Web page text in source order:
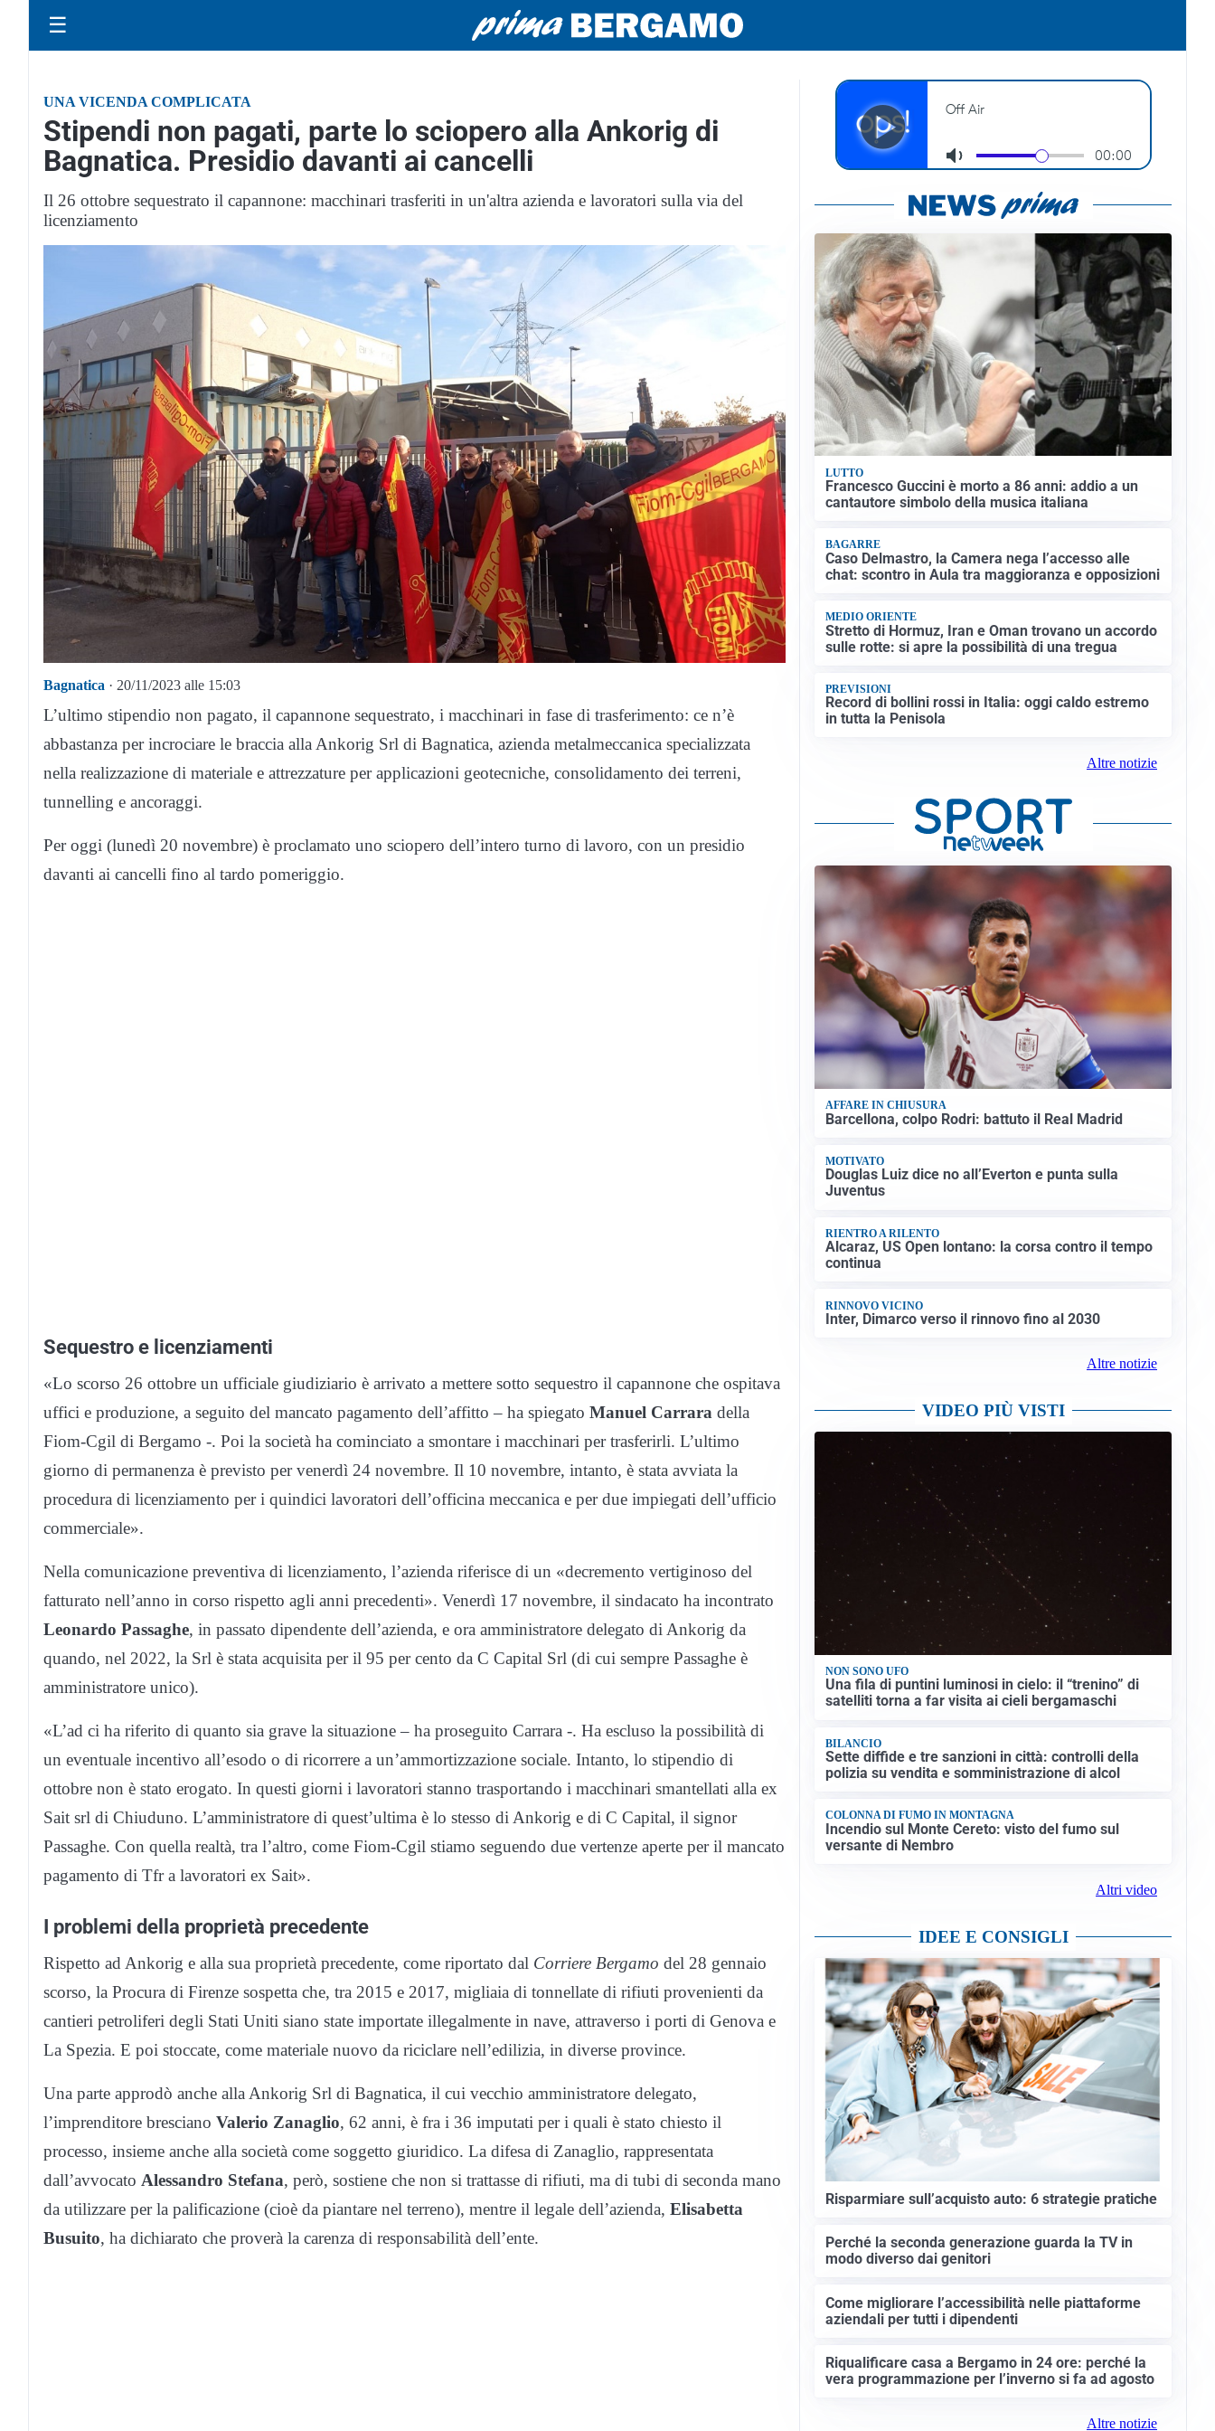
☰
UNA VICENDA COMPLICATA
Stipendi non pagati, parte lo sciopero alla Ankorig di
Bagnatica. Presidio davanti ai cancelli
Il 26 ottobre sequestrato il capannone: macchinari trasferiti in un'altra azienda e lavoratori sulla via del
licenziamento
Bagnatica · 20/11/2023 alle 15:03
L’ultimo stipendio non pagato, il capannone sequestrato, i macchinari in fase di trasferimento: ce n’è
abbastanza per incrociare le braccia alla Ankorig Srl di Bagnatica, azienda metalmeccanica specializzata
nella realizzazione di materiale e attrezzature per applicazioni geotecniche, consolidamento dei terreni,
tunnelling e ancoraggi.
Per oggi (lunedì 20 novembre) è proclamato uno sciopero dell’intero turno di lavoro, con un presidio
davanti ai cancelli fino al tardo pomeriggio.
Sequestro e licenziamenti
«Lo scorso 26 ottobre un ufficiale giudiziario è arrivato a mettere sotto sequestro il capannone che ospitava
uffici e produzione, a seguito del mancato pagamento dell’affitto – ha spiegato Manuel Carrara della
Fiom-Cgil di Bergamo -. Poi la società ha cominciato a smontare i macchinari per trasferirli. L’ultimo
giorno di permanenza è previsto per venerdì 24 novembre. Il 10 novembre, intanto, è stata avviata la
procedura di licenziamento per i quindici lavoratori dell’officina meccanica e per due impiegati dell’ufficio
commerciale».
Nella comunicazione preventiva di licenziamento, l’azienda riferisce di un «decremento vertiginoso del
fatturato nell’anno in corso rispetto agli anni precedenti». Venerdì 17 novembre, il sindacato ha incontrato
Leonardo Passaghe, in passato dipendente dell’azienda, e ora amministratore delegato di Ankorig da
quando, nel 2022, la Srl è stata acquisita per il 95 per cento da C Capital Srl (di cui sempre Passaghe è
amministratore unico).
«L’ad ci ha riferito di quanto sia grave la situazione – ha proseguito Carrara -. Ha escluso la possibilità di
un eventuale incentivo all’esodo o di ricorrere a un’ammortizzazione sociale. Intanto, lo stipendio di
ottobre non è stato erogato. In questi giorni i lavoratori stanno trasportando i macchinari smantellati alla ex
Sait srl di Chiuduno. L’amministratore di quest’ultima è lo stesso di Ankorig e di C Capital, il signor
Passaghe. Con quella realtà, tra l’altro, come Fiom-Cgil stiamo seguendo due vertenze aperte per il mancato
pagamento di Tfr a lavoratori ex Sait».
I problemi della proprietà precedente
Rispetto ad Ankorig e alla sua proprietà precedente, come riportato dal Corriere Bergamo del 28 gennaio
scorso, la Procura di Firenze sospetta che, tra 2015 e 2017, migliaia di tonnellate di rifiuti provenienti da
cantieri petroliferi degli Stati Uniti siano state importate illegalmente in nave, attraverso i porti di Genova e
La Spezia. E poi stoccate, come materiale nuovo da riciclare nell’edilizia, in diverse province.
Una parte approdò anche alla Ankorig Srl di Bagnatica, il cui vecchio amministratore delegato,
l’imprenditore bresciano Valerio Zanaglio, 62 anni, è fra i 36 imputati per i quali è stato chiesto il
processo, insieme anche alla società come soggetto giuridico. La difesa di Zanaglio, rappresentata
dall’avvocato Alessandro Stefana, però, sostiene che non si trattasse di rifiuti, ma di tubi di seconda mano
da utilizzare per la palificazione (cioè da piantare nel terreno), mentre il legale dell’azienda, Elisabetta
Busuito, ha dichiarato che proverà la carenza di responsabilità dell’ente.
LUTTO
Francesco Guccini è morto a 86 anni: addio a un
cantautore simbolo della musica italiana
BAGARRE
Caso Delmastro, la Camera nega l’accesso alle
chat: scontro in Aula tra maggioranza e opposizioni
MEDIO ORIENTE
Stretto di Hormuz, Iran e Oman trovano un accordo
sulle rotte: si apre la possibilità di una tregua
PREVISIONI
Record di bollini rossi in Italia: oggi caldo estremo
in tutta la Penisola
Altre notizie
AFFARE IN CHIUSURA
Barcellona, colpo Rodri: battuto il Real Madrid
MOTIVATO
Douglas Luiz dice no all’Everton e punta sulla
Juventus
RIENTRO A RILENTO
Alcaraz, US Open lontano: la corsa contro il tempo
continua
RINNOVO VICINO
Inter, Dimarco verso il rinnovo fino al 2030
Altre notizie
VIDEO PIÙ VISTI
NON SONO UFO
Una fila di puntini luminosi in cielo: il “trenino” di
satelliti torna a far visita ai cieli bergamaschi
BILANCIO
Sette diffide e tre sanzioni in città: controlli della
polizia su vendita e somministrazione di alcol
COLONNA DI FUMO IN MONTAGNA
Incendio sul Monte Cereto: visto del fumo sul
versante di Nembro
Altri video
IDEE E CONSIGLI
Risparmiare sull’acquisto auto: 6 strategie pratiche
Perché la seconda generazione guarda la TV in
modo diverso dai genitori
Come migliorare l’accessibilità nelle piattaforme
aziendali per tutti i dipendenti
Riqualificare casa a Bergamo in 24 ore: perché la
vera programmazione per l’inverno si fa ad agosto
Altre notizie